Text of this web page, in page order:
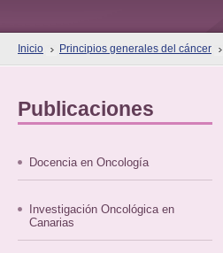
Inicio Principios generales del cáncer
Publicaciones
Docencia en Oncología
Investigación Oncológica en
Canarias